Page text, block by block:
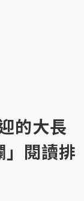
的大長
閱讀排